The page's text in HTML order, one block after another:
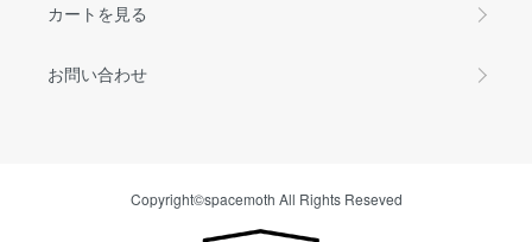
カートを見る
お問い合わせ
Copyright©spacemoth All Rights Reseved